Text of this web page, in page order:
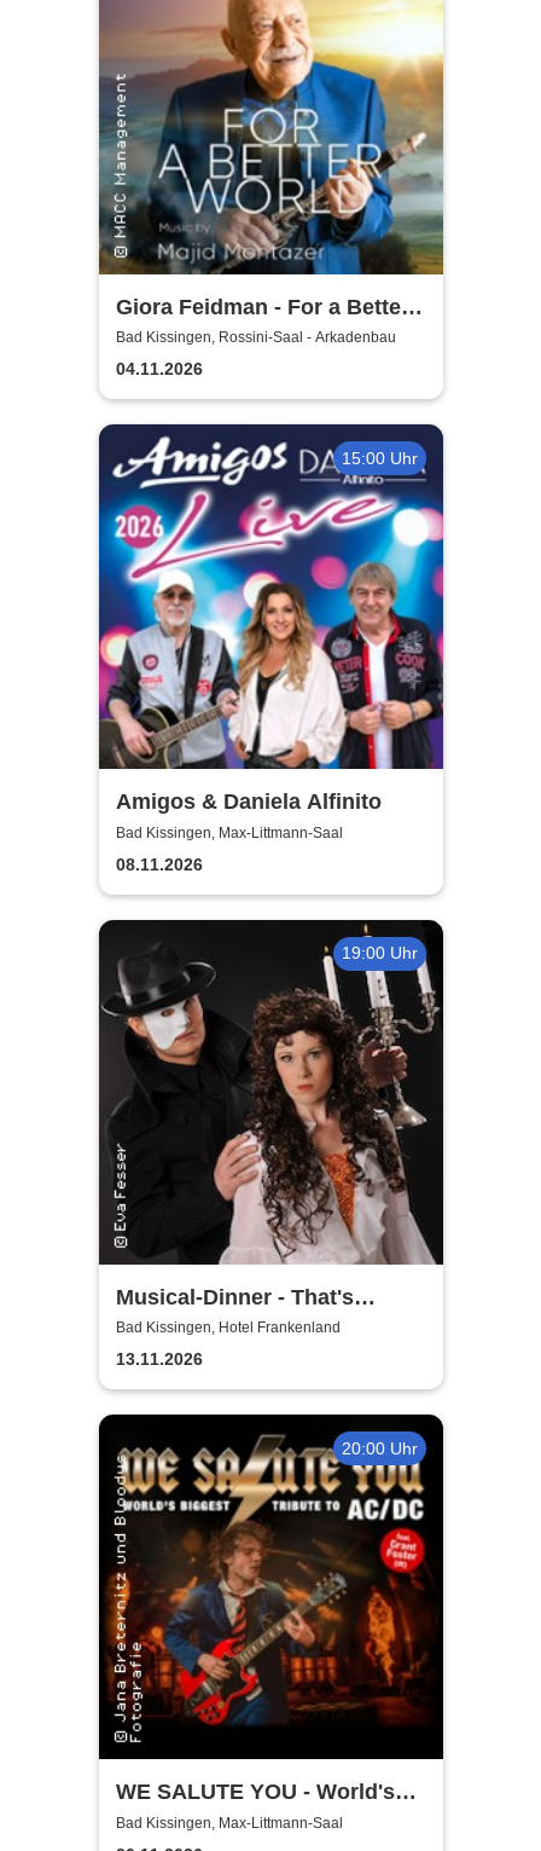
Giora Feidman - For a Better
World
Bad Kissingen, Rossini-Saal - Arkadenbau
04.11.2026
15:00 Uhr
Amigos & Daniela Alfinito
Bad Kissingen, Max-Littmann-Saal
08.11.2026
19:00 Uhr
Musical-Dinner - That's
Entertainment
Bad Kissingen, Hotel Frankenland
13.11.2026
20:00 Uhr
WE SALUTE YOU - World's
biggest Tribute to AC/DC
Bad Kissingen, Max-Littmann-Saal